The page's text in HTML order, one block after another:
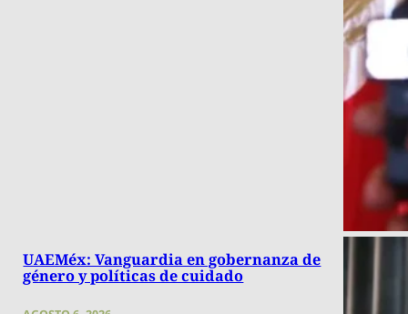
UAEMéx: Vanguardia en gobernanza de
género y políticas de cuidado